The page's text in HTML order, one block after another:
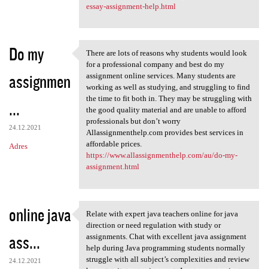
essay-assignment-help.html
Do my
assignmen
...
24.12.2021
Adres
There are lots of reasons why
There are lots of reasons why students would look
for a professional company and best do my
assignment online services. Many students are
working as well as studying, and struggling to find
the time to fit both in. They may be struggling with
the good quality material and are unable to afford
professionals but don’t worry
Allassignmenthelp.com provides best services in
affordable prices.
https://www.allassignmenthelp.com/au/do-my-
assignment.html
online java
ass...
24.12.2021
Relate with expert java
Relate with expert java teachers online for java
direction or need regulation with study or
assignments. Chat with excellent java assignment
help during Java programming students normally
struggle with all subject’s complexities and review